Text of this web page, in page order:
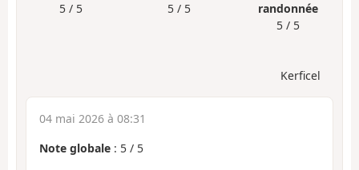
5 / 5
5 / 5
randonnée
5 / 5
Kerficel
04 mai 2026 à 08:31
Note globale : 5 / 5